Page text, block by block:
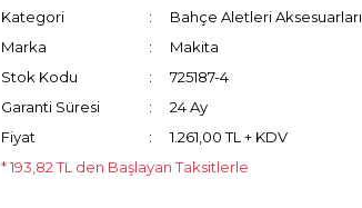
Kategori
Bahçe Aletleri Aksesuarları
Marka
Makita
Stok Kodu
725187-4
Garanti Süresi
24 Ay
Fiyat
1.261,00 TL + KDV
* 193,82 TL den Başlayan Taksitlerle